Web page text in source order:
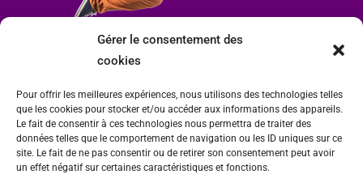
Gérer le consentement des
cookies
Pour offrir les meilleures expériences, nous utilisons des technologies telles
que les cookies pour stocker et/ou accéder aux informations des appareils.
Le fait de consentir à ces technologies nous permettra de traiter des
données telles que le comportement de navigation ou les ID uniques sur ce
site. Le fait de ne pas consentir ou de retirer son consentement peut avoir
un effet négatif sur certaines caractéristiques et fonctions.